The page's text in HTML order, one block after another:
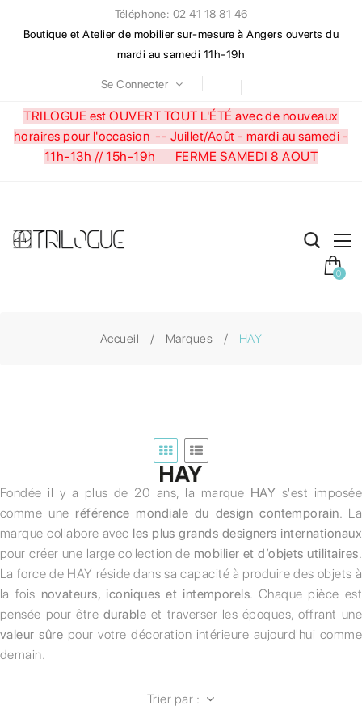
Téléphone: 02 41 18 81 46
Boutique et Atelier de mobilier sur-mesure à Angers ouverts du
mardi au samedi 11h-19h
Se Connecter
TRILOGUE est OUVERT TOUT L'ÉTÉ avec de nouveaux
horaires pour l'occasion -- Juillet/Août - mardi au samedi -
11h-13h // 15h-19h FERME SAMEDI 8 AOUT
0
Accueil Marques HAY
Fondée il y a plus de 20 ans, la marque HAY s'est imposée
comme une référence mondiale du design contemporain. La
marque collabore avec les plus grands designers internationaux
pour créer une large collection de mobilier et d’objets utilitaires.
La force de HAY réside dans sa capacité à produire des objets à
la fois novateurs, iconiques et intemporels. Chaque pièce est
pensée pour être durable et traverser les époques, offrant une
valeur sûre pour votre décoration intérieure aujourd'hui comme
demain.
Trier par :